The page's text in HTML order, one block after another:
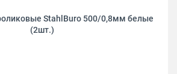
StahlBuro 500/0,8мм белые
(2шт.)